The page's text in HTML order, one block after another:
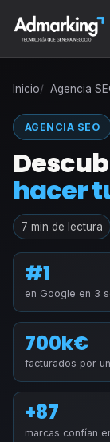
Inicio Agencia
AGENCIA SEO
hacer
7 min de lectura
#1
en Google en 3
700k€
facturados por
+87
marcas confían